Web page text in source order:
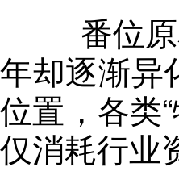
番位原
年却逐渐异
位置 ， 各类
仅消耗行业